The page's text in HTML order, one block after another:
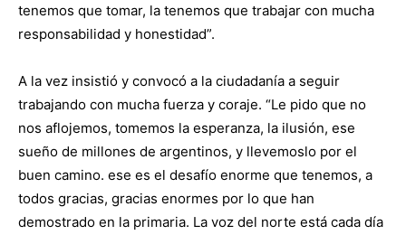
tenemos que tomar, la tenemos que trabajar con mucha
responsabilidad y honestidad”.
A la vez insistió y convocó a la ciudadanía a seguir
trabajando con mucha fuerza y coraje. “Le pido que no
nos aflojemos, tomemos la esperanza, la ilusión, ese
sueño de millones de argentinos, y llevemoslo por el
buen camino. ese es el desafío enorme que tenemos, a
todos gracias, gracias enormes por lo que han
demostrado en la primaria. La voz del norte está cada día